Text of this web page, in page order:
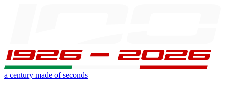
a century made of seconds